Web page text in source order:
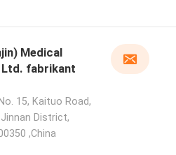
Medical
Ltd. fabrikant
15, Kaituo Road,
District,
,China